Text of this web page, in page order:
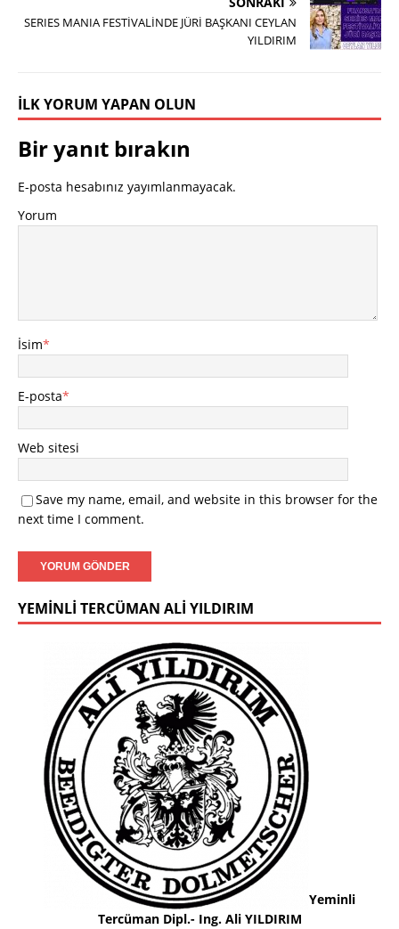
SERIES MANIA FESTİVALİNDE JÜRİ BAŞKANI CEYLAN
YILDIRIM
İLK YORUM YAPAN OLUN
Bir yanıt bırakın
E-posta hesabınız yayımlanmayacak.
Yorum
İsim*
E-posta*
Web sitesi
Save my name, email, and website in this browser for the
next time I comment.
YEMINLI TERCÜMAN ALI YILDIRIM
Yeminli
Tercüman Dipl.- Ing. Ali YILDIRIM